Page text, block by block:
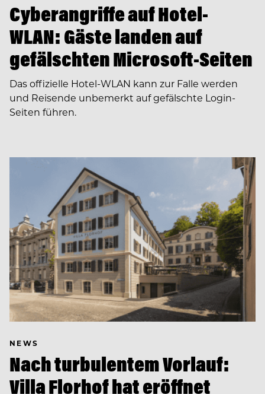
Cyberangriffe auf Hotel-
WLAN: Gäste landen auf
gefälschten Microsoft-Seiten
Das offizielle Hotel-WLAN kann zur Falle werden
und Reisende unbemerkt auf gefälschte Login-
Seiten führen.
NEWS
Nach turbulentem Vorlauf:
Villa Florhof hat eröffnet